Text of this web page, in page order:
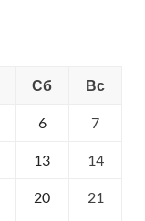
Сб Вс
6 7
13 14
20 21